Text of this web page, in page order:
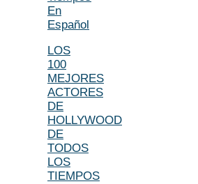
En
Español
LOS
100
MEJORES
ACTORES
DE
HOLLYWOOD
DE
TODOS
LOS
TIEMPOS